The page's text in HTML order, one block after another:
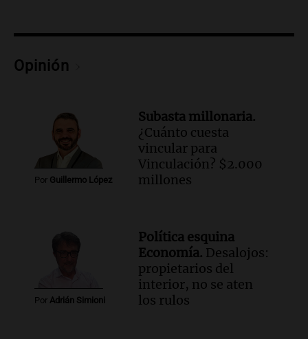
Panorama Federal
exposición en la sociedad rural de
Bulaya este sábado
Panorama Federal
Episodios
Audio.Denuncias por represión en el
Episodios
Audio.
Río Gallegos reporta frío extremo
y llega avión para escuelas de la décima
brigada aérea
Panorama Federal
Opinión
Por Guillermo López
Subasta millonaria.
¿Cuánto cuesta
vincular para
Vinculación? $2.000
millones
Por Adrián Simioni
Política esquina
Economía. Desalojos:
propietarios del
interior, no se aten
los rulos